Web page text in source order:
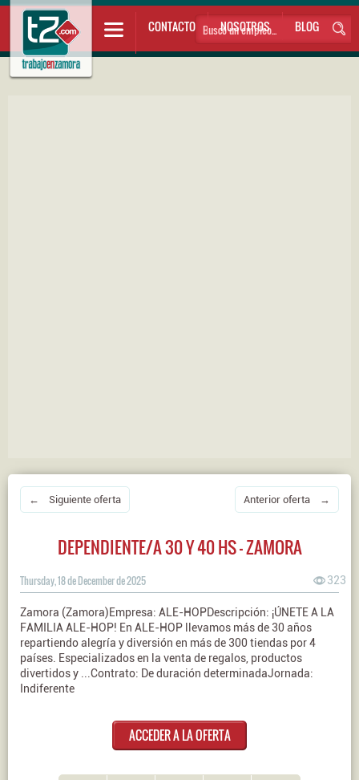
CONTACTO NOSOTROS BLOG
← Siguiente oferta Anterior oferta →
DEPENDIENTE/A 30 Y 40 HS - ZAMORA
Thursday, 18 de December de 2025 323
Zamora (Zamora)Empresa: ALE-HOPDescripción: ¡ÚNETE A LA
FAMILIA ALE-HOP! En ALE-HOP llevamos más de 30 años
repartiendo alegría y diversión en más de 300 tiendas por 4
países. Especializados en la venta de regalos, productos
divertidos y ...Contrato: De duración determinadaJornada:
Indiferente
ACCEDER A LA OFERTA